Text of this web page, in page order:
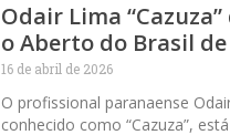
Odair Lima
o Aberto do Brasil
16 de abril de 2026
O profissional paranaense
conhecido como “Cazuza”,